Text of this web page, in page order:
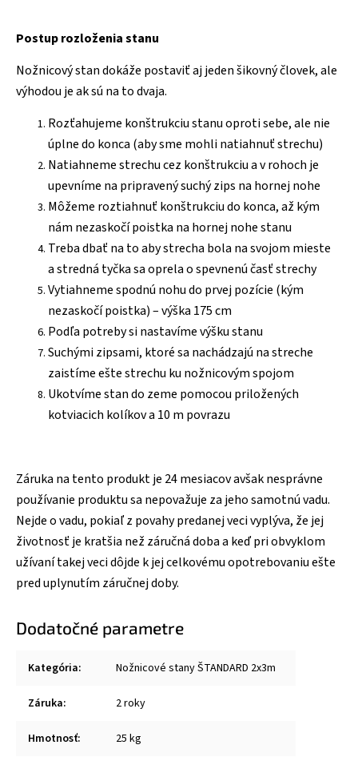
Postup rozloženia stanu
Nožnicový stan dokáže postaviť aj jeden šikovný človek, ale
výhodou je ak sú na to dvaja.
Rozťahujeme konštrukciu stanu oproti sebe, ale nie
úplne do konca (aby sme mohli natiahnuť strechu)
Natiahneme strechu cez konštrukciu a v rohoch je
upevníme na pripravený suchý zips na hornej nohe
Môžeme roztiahnuť konštrukciu do konca, až kým
nám nezaskočí poistka na hornej nohe stanu
Treba dbať na to aby strecha bola na svojom mieste
a stredná tyčka sa oprela o spevnenú časť strechy
Vytiahneme spodnú nohu do prvej pozície (kým
nezaskočí poistka) – výška 175 cm
Podľa potreby si nastavíme výšku stanu
Suchými zipsami, ktoré sa nachádzajú na streche
zaistíme ešte strechu ku nožnicovým spojom
Ukotvíme stan do zeme pomocou priložených
kotviacich kolíkov a 10 m povrazu
Záruka na tento produkt je 24 mesiacov avšak nesprávne
používanie produktu sa nepovažuje za jeho samotnú vadu.
Nejde o vadu, pokiaľ z povahy predanej veci vyplýva, že jej
životnosť je kratšia než záručná doba a keď pri obvyklom
užívaní takej veci dôjde k jej celkovému opotrebovaniu ešte
pred uplynutím záručnej doby.
Dodatočné parametre
Kategória: Nožnicové stany ŠTANDARD 2x3m
Záruka: 2 roky
Hmotnosť: 25 kg